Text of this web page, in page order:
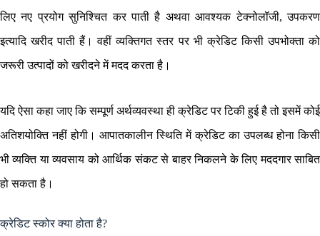
लिए नए प्रयोग सुनिश्चित कर पाती है अथवा आवश्यक टेक्नोलॉजी, उपकरण
इत्यादि खरीद पाती हैं। वहीं व्यक्तिगत स्तर पर भी क्रेडिट किसी उपभोक्ता को
जरूरी उत्पादों को खरीदने में मदद करता है।
यदि ऐसा कहा जाए कि सम्पूर्ण अर्थव्यवस्था ही क्रेडिट पर टिकी हुई है तो इसमें कोई
अतिशयोक्ति नहीं होगी। आपातकालीन स्थिति में क्रेडिट का उपलब्ध होना किसी
भी व्यक्ति या व्यवसाय को आर्थिक संकट से बाहर निकलने के लिए मददगार साबित
हो सकता है।
क्रेडिट स्कोर क्या होता है?